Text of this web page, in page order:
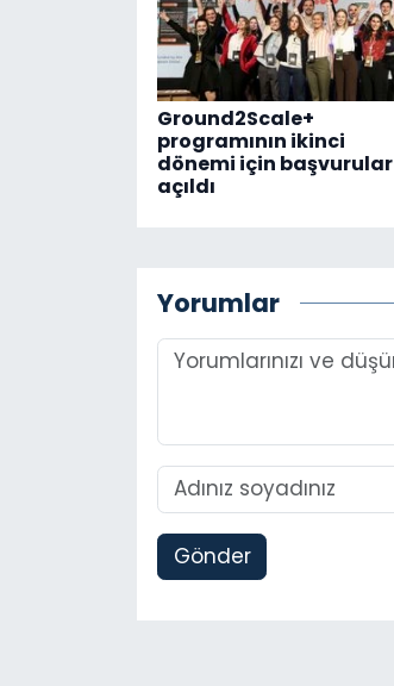
Ground2Scale+
programının ikinci
dönemi için başvurular
açıldı
Yorumlar
Gönder